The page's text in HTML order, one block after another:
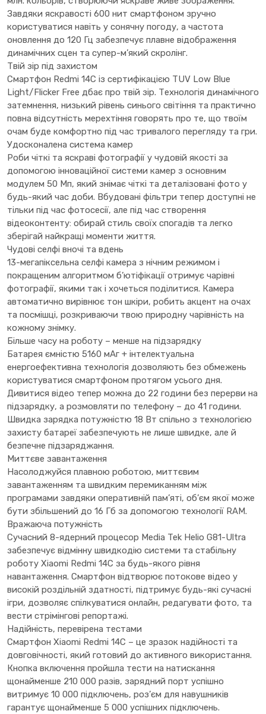
Завдяки яскравості 600 нит смартфоном зручно
користуватися навіть у сонячну погоду, а частота
оновлення до 120 Гц забезпечує плавне відображення
динамічних сцен та супер-м’який скролінг.
Твій зір під захистом
Смартфон Redmi 14C із сертифікацією TUV Low Blue
Light/Flicker Free дбає про твій зір. Технологія динамічного
затемнення, низький рівень синього світіння та практично
повна відсутність мерехтіння говорять про те, що твоїм
очам буде комфортно під час тривалого перегляду та гри.
Удосконалена система камер
Роби чіткі та яскраві фотографії у чудовій якості за
допомогою інноваційної системи камер з основним
модулем 50 Мп, який знімає чіткі та деталізовані фото у
будь-який час доби. Вбудовані фільтри тепер доступні не
тільки під час фотосесії, але під час створення
відеоконтенту: обирай стиль своїх спогадів та легко
зберігай найкращі моменти життя.
Чудові селфі вночі та вдень
13-мегапіксельна селфі камера з нічним режимом і
покращеним алгоритмом б’ютіфікації отримує чарівні
фотографії, якими так і хочеться поділитися. Камера
автоматично вирівнює тон шкіри, робить акцент на очах
та посмішці, розкриваючи твою природну чарівність на
кожному знімку.
Більше часу на роботу – менше на підзарядку
Батарея ємністю 5160 мАг + інтелектуальна
енергоефективна технологія дозволяють без обмежень
користуватися смартфоном протягом усього дня.
Дивитися відео тепер можна до 22 години без перерви на
підзарядку, а розмовляти по телефону – до 41 години.
Швидка зарядка потужністю 18 Вт спільно з технологією
захисту батареї забезпечують не лише швидке, але й
безпечне підзаряджання.
Миттєве завантаження
Насолоджуйся плавною роботою, миттєвим
завантаженням та швидким перемиканням між
програмами завдяки оперативній пам’яті, об’єм якої може
бути збільшений до 16 Гб за допомогою технології RAM.
Вражаюча потужність
Сучасний 8-ядерний процесор Media Tek Helio G81-Ultra
забезпечує відмінну швидкодію системи та стабільну
роботу Xiaomi Redmi 14C за будь-якого рівня
навантаження. Смартфон відтворює потокове відео у
високій роздільній здатності, підтримує будь-які сучасні
ігри, дозволяє спілкуватися онлайн, редагувати фото, та
вести стрімінгові репортажі.
Надійність, перевірена тестами
Смартфон Xiaomi Redmi 14C – це зразок надійності та
довговічності, який готовий до активного використання.
Кнопка включення пройшла тести на натискання
щонайменше 210 000 разів, зарядний порт успішно
витримує 10 000 підключень, роз’єм для навушників
гарантує щонайменше 5 000 успішних підключень.